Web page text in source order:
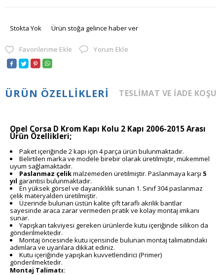
Stokta Yok Ürün stoğa gelince haber ver
Favorilerime Ekle Yorum Ekle
ÜRÜN ÖZELLIKLERI TESLIMAT VE İADE
Opel Corsa D Krom Kapı Kolu 2 Kapı 2006-2015 Arası
Ürün Özellikleri;
Paket içeriğinde 2 kapı için 4 parça ürün bulunmaktadır.
Belirtilen marka ve modele birebir olarak üretilmiştir, mükemmel
uyum sağlamaktadır.
Paslanmaz çelikmalzemeden üretilmiştir. Paslanmaya karşı 5
yıl garantisi bulunmaktadır.
En yüksek görsel ve dayanıklılık sunan 1. Sınıf 304 paslanmaz
çelik materyalden üretilmiştir.
Üzerinde bulunan üstün kalite çift taraflı akrilik bantlar
sayesinde araca zarar vermeden pratik ve kolay montaj imkanı
sunar.
Yapışkan takviyesi gereken ürünlerde kutu içeriğinde silikon da
gönderilmektedir.
Montaj öncesinde kutu içerisinde bulunan montaj talimatındaki
adımlara ve uyarılara dikkat ediniz.
Kutu içeriğinde yapışkan kuvvetlendirici (Primer)
gönderilmektedir.
Montaj Talimatı: